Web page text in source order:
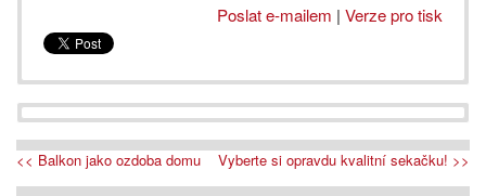
Poslat e-mailem | Verze pro tisk
<< Balkon jako ozdoba domu Vyberte si opravdu kvalitní sekačku! >>